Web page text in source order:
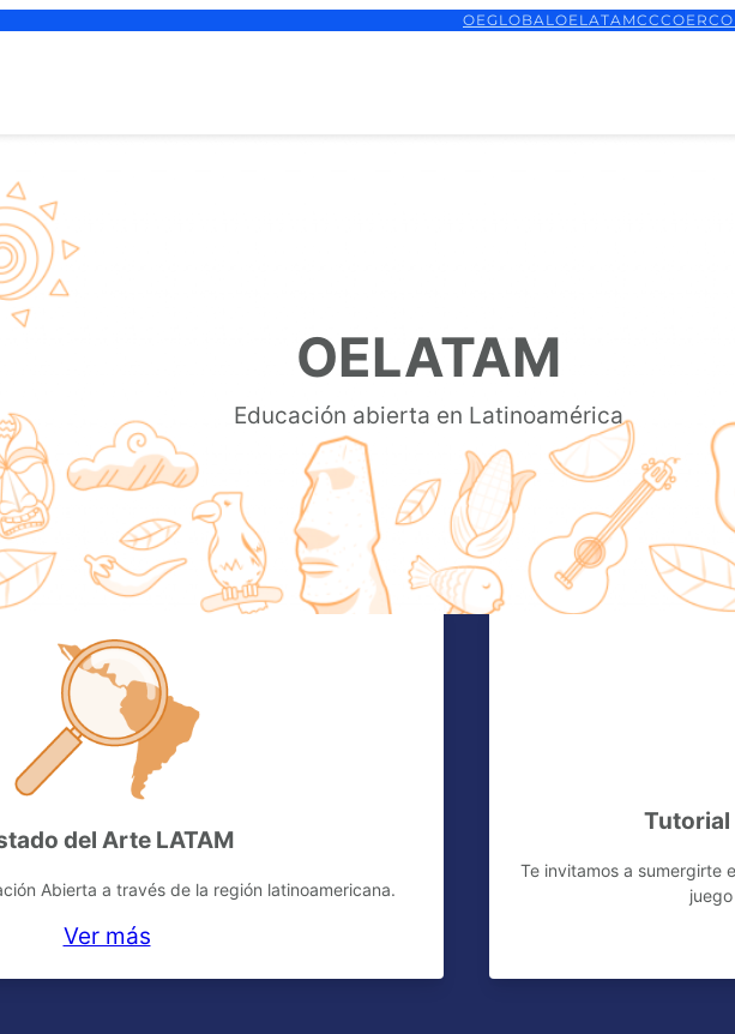
OEGLOBALOELATAMCCCOER
OELATAM
Educación abierta en Latinoamérica
del Arte LATAM
Abierta a través de la región latinoamericana.
Ver más
Tutorial
Te invitamos a sumergirte